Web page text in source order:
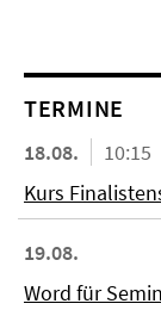
TERMINE
18.08.
10:15
Kurs
19.08.
Word für